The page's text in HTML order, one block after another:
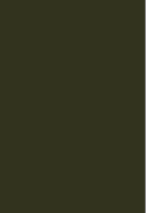
অভিযোগ